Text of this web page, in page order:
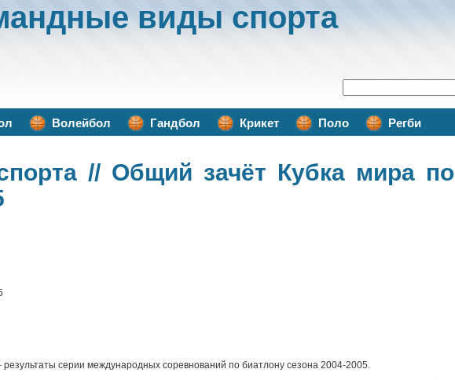
виды спорта
Волейбол Гандбол Крикет Поло Регби
// Общий зачёт Кубка мира по
серии международных соревнований по биатлону сезона 2004-2005.